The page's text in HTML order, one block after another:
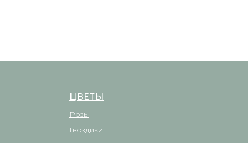
ЦВЕТЫ
Розы
Гвоздики